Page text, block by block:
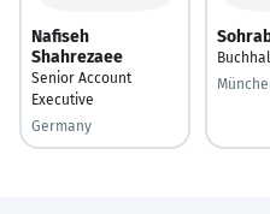
Nafiseh
Shahrezaee
Senior Account
Executive
Germany